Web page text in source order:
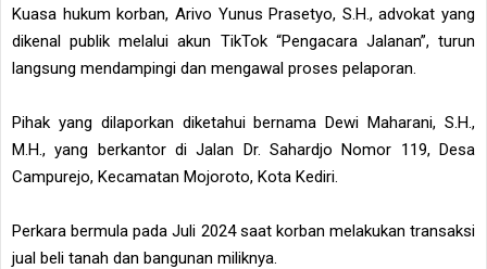
Kuasa hukum korban, Arivo Yunus Prasetyo, S.H., advokat yang
dikenal publik melalui akun TikTok “Pengacara Jalanan”, turun
langsung mendampingi dan mengawal proses pelaporan.
Pihak yang dilaporkan diketahui bernama Dewi Maharani, S.H.,
M.H., yang berkantor di Jalan Dr. Sahardjo Nomor 119, Desa
Campurejo, Kecamatan Mojoroto, Kota Kediri.
Perkara bermula pada Juli 2024 saat korban melakukan transaksi
jual beli tanah dan bangunan miliknya.